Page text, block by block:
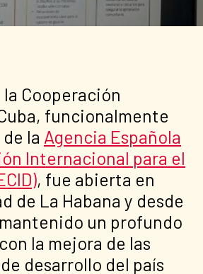
Cooperación
funcionalmente
la Agencia Española
Internacional para el
, fue abierta en
de La Habana y desde
un profundo
la mejora de las
desarrollo del país